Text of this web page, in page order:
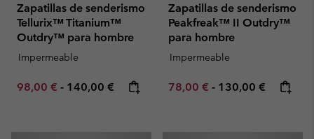
Zapatillas de senderismo
Tellurix™ Titanium™
Outdry™ para hombre
Impermeable
Minimum sale price:
98,00 € - Maximum price:
140,00 €
Zapatillas de senderismo
Peakfreak™ II Outdry™
para hombre
Impermeable
Minimum sale price:
78,00 € - Maximum price:
130,00 €